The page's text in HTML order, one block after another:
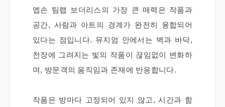
엡손 팀랩 보더리스의 가장 큰 매력은 작품과
공간, 사람과 아트의 경계가 완전히 융합되어
있다는 점입니다. 뮤지엄 안에서는 벽과 바닥,
천장에 그려지는 빛의 작품이 끊임없이 변화하
며, 방문객의 움직임과 존재에 반응합니다.
작품은 방마다 고정되어 있지 않고, 시간과 함